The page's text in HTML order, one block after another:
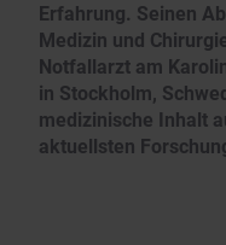
Erfahrung. Seinen
Medizin und
Notfallarzt am
in Stockholm,
medizinische Inhalt
aktuellsten